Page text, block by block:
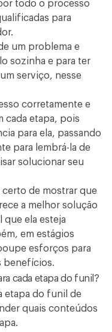
todo o processo
para
um problema e
sozinha e para ter
serviço, nesse
corretamente e
cada etapa, pois
para ela, passando
para lembrá-la de
solucionar seu
de mostrar que
a melhor solução
que ela esteja
em estágios
esforços para
benefícios.
cada etapa do funil?
etapa do funil de
quais conteúdos